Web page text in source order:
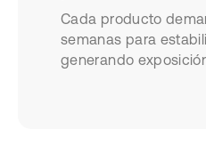
Cada producto
semanas para
generando